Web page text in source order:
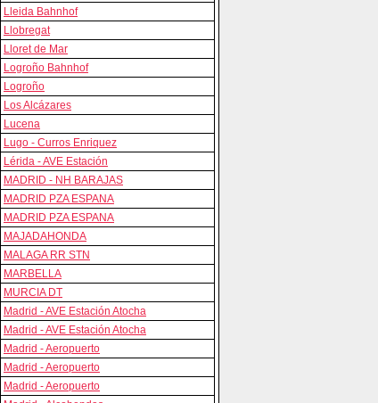
Lleida Bahnhof
Llobregat
Lloret de Mar
Logroño Bahnhof
Logroño
Los Alcázares
Lucena
Lugo - Curros Enriquez
Lérida - AVE Estación
MADRID - NH BARAJAS
MADRID PZA ESPANA
MADRID PZA ESPANA
MAJADAHONDA
MALAGA RR STN
MARBELLA
MURCIA DT
Madrid - AVE Estación Atocha
Madrid - AVE Estación Atocha
Madrid - Aeropuerto
Madrid - Aeropuerto
Madrid - Aeropuerto